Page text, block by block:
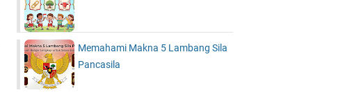
Memahami Makna 5 Lambang Sila
Pancasila